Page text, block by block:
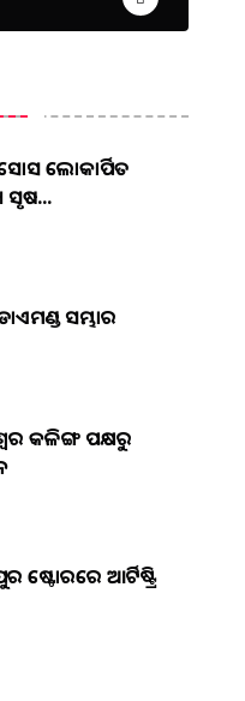
ଲୋକାର୍ପିତ
ସୃଷ...
ସମ୍ଭାର
କଳିଙ୍ଗ ପକ୍ଷରୁ
ଷ୍ଟୋରରେ ଆର୍ଟିଷ୍ଟ୍ରି